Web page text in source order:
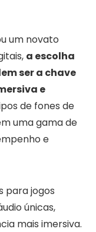
um novato
a escolha
ser a chave
e
de fones de
uma gama de
e
para jogos
únicas,
mais imersiva.